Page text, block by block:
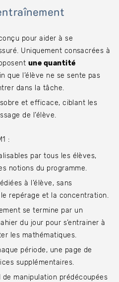
pour aider à se
Uniquement consacrées à
une quantité
que l’élève ne se sente pas
dans la tâche.
et efficace, ciblant les
de l’élève.
:
par tous les élèves,
notions du programme.
à l’élève, sans
repérage et la concentration.
se termine par un
du jour pour s’entrainer à
les mathématiques.
période, une page de
supplémentaires.
de manipulation prédécoupées